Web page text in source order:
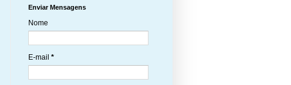
Enviar Mensagens
Nome
E-mail *